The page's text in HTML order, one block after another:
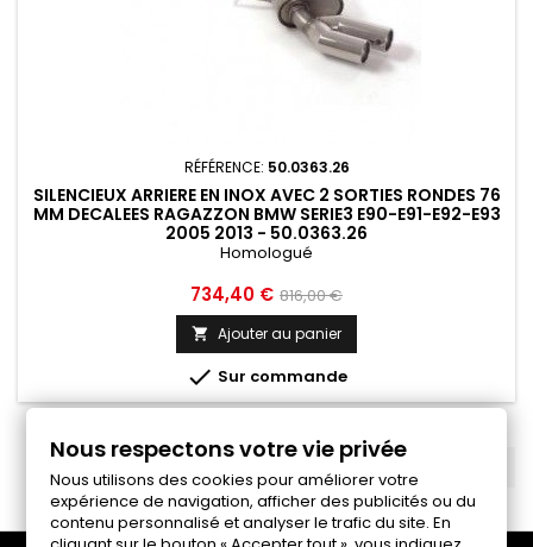
RÉFÉRENCE: 50.0363.26
SILENCIEUX ARRIERE EN INOX AVEC 2 SORTIES RONDES 76
MM DECALEES RAGAZZON BMW SERIE3 E90-E91-E92-E93
2005 2013 - 50.0363.26
Homologué
Prix
734,40 € Prix
de
base
816,00 €
 Ajouter au panier
 Sur commande
Nous respectons votre vie privée
Nous utilisons des cookies pour améliorer votre
expérience de navigation, afficher des publicités ou du
contenu personnalisé et analyser le trafic du site. En